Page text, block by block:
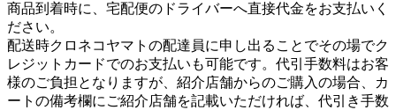
商品到着時に、宅配便のドライバーへ直接代金をお支払いく
ださい。
配送時クロネコヤマトの配達員に申し出ることでその場でク
レジットカードでのお支払いも可能です。代引手数料はお客
様のご負担となりますが、紹介店舗からのご購入の場合、カ
ートの備考欄にご紹介店舗を記載いただければ、代引き手数